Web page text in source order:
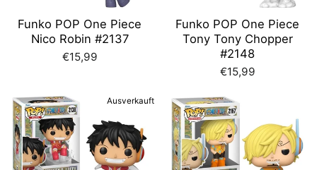
Funko POP One Piece
Nico Robin #2137
€15,99
Funko POP One Piece
Tony Tony Chopper
#2148
€15,99
Ausverkauft